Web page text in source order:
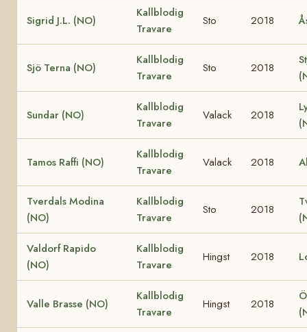
Sigrid J.L. (NO)
Kallblodig
Travare
Sto 2018
Sjö Terna (NO)
Kallblodig
Travare
Sto 2018
Sundar (NO)
Kallblodig
Travare
Valack 2018
Tamos Raffi (NO)
Kallblodig
Travare
Valack 2018
Tverdals Modina
(NO)
Kallblodig
Travare
Sto 2018
Valdorf Rapido
(NO)
Kallblodig
Travare
Hingst 2018
Valle Brasse (NO)
Kallblodig
Travare
Hingst 2018